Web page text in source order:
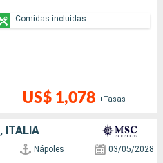
US$ 1,078 +Tasas
Comidas incluidas
ITALIA
Nápoles 03/05/2028